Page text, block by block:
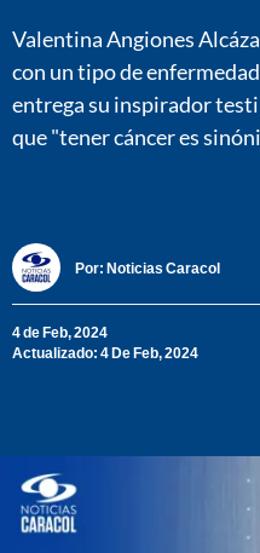
Valentina Angiones
con un tipo de
entrega su inspirador
que "tener cáncer es
Por: Noticias Caracol
4 de Feb, 2024
Actualizado: 4 De Feb, 2024